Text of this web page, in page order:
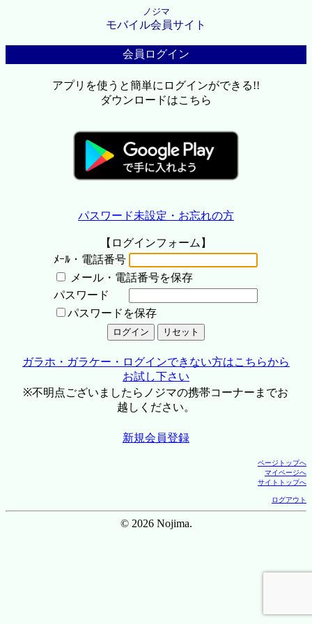
ノジマ
モバイル会員サイト
会員ログイン
アプリを使うと簡単にログインができる!!
ダウンロードはこちら
パスワード未設定・お忘れの方
【ログインフォーム】
ﾒｰﾙ・電話番号
メール・電話番号を保存
パスワード
パスワードを保存
ガラホ・ガラケー・ログインできない方はこちらから
お試し下さい
※不明点ございましたらノジマの携帯コーナーまでお
越しください。
新規会員登録
ページトップへ
マイページへ
サイトトップへ
ログアウト
© 2026 Nojima.